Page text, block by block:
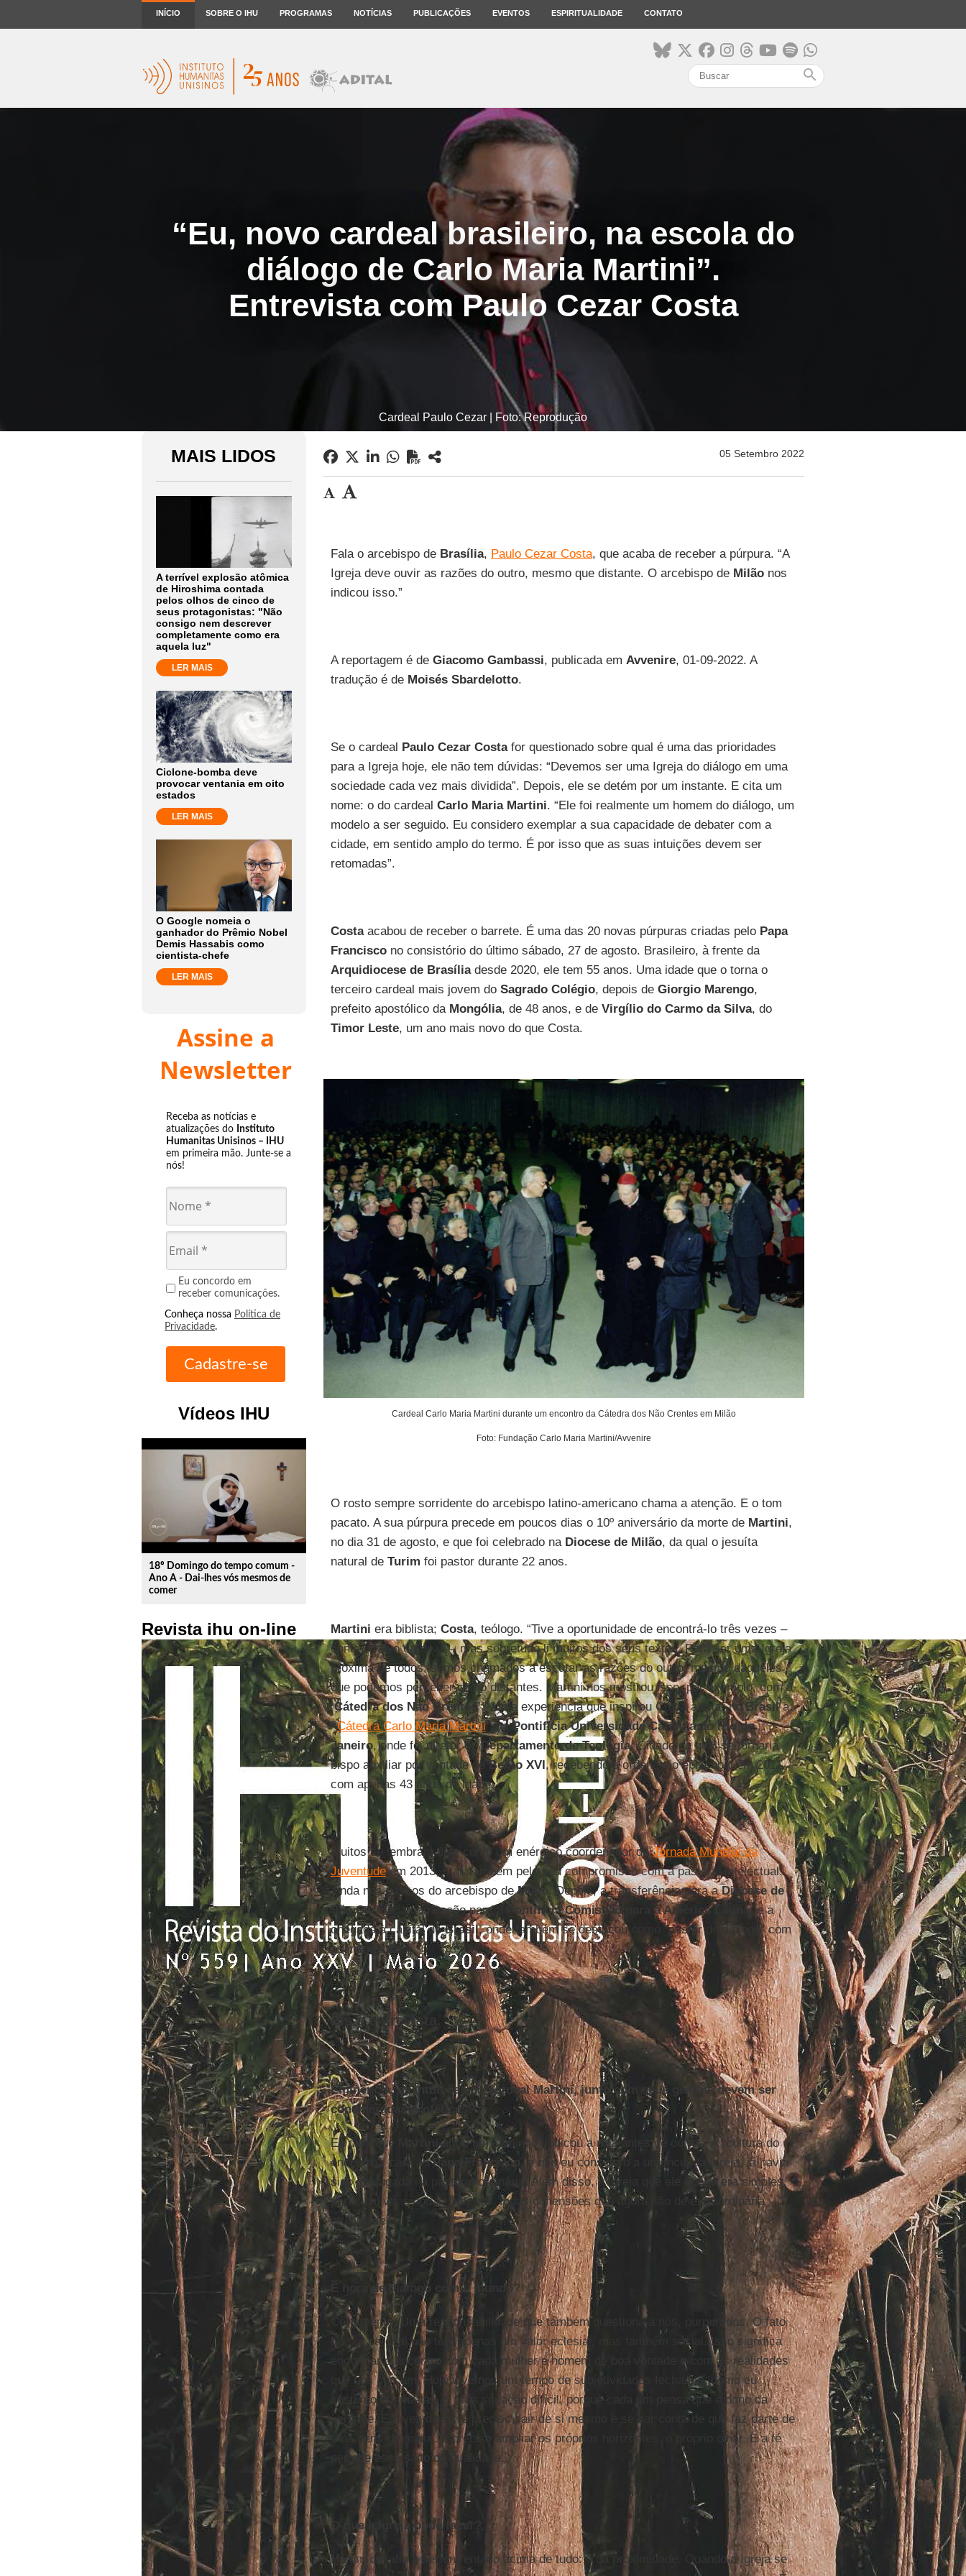
INÍCIO SOBRE O IHU PROGRAMAS NOTÍCIAS PUBLICAÇÕES EVENTOS ESPIRITUALIDADE CONTATO
search
“Eu, novo cardeal brasileiro, na escola do
diálogo de Carlo Maria Martini”.
Entrevista com Paulo Cezar Costa
Cardeal Paulo Cezar | Foto: Reprodução
MAIS LIDOS
A terrível explosão atômica
de Hiroshima contada
pelos olhos de cinco de
seus protagonistas: "Não
consigo nem descrever
completamente como era
aquela luz"
LER MAIS
Ciclone-bomba deve
provocar ventania em oito
estados
LER MAIS
O Google nomeia o
ganhador do Prêmio Nobel
Demis Hassabis como
cientista-chefe
LER MAIS
Assine a
Newsletter
Receba as notícias e
atualizações do Instituto
Humanitas Unisinos – IHU
em primeira mão. Junte-se a
nós!
Eu concordo em
receber comunicações.
Conheça nossa Política de
Privacidade.
Vídeos IHU
play_circle_outline
18º Domingo do tempo comum -
Ano A - Dai-lhes vós mesmos de
comer
Revista ihu on-line
05 Setembro 2022
Fala o arcebispo de Brasília, Paulo Cezar Costa, que acaba de receber a púrpura. “A
Igreja deve ouvir as razões do outro, mesmo que distante. O arcebispo de Milãonos
indicou isso.”
A reportagem é de Giacomo Gambassi, publicada em Avvenire, 01-09-2022. A
tradução é de Moisés Sbardelotto.
Se o cardeal Paulo Cezar Costafor questionado sobre qual é uma das prioridades
para a Igreja hoje, ele não tem dúvidas: “Devemos ser uma Igreja do diálogo em uma
sociedade cada vez mais dividida”. Depois, ele se detém por um instante. E cita um
nome: o do cardeal Carlo Maria Martini. “Ele foi realmente um homem do diálogo, um
modelo a ser seguido. Eu considero exemplar a sua capacidade de debater com a
cidade, em sentido amplo do termo. É por isso que as suas intuições devem ser
retomadas”.
Costaacabou de receber o barrete. É uma das 20 novas púrpuras criadas pelo Papa
Franciscono consistório do último sábado, 27 de agosto. Brasileiro, à frente da
Arquidiocese de Brasíliadesde 2020, ele tem 55 anos. Uma idade que o torna o
terceiro cardeal mais jovem do Sagrado Colégio, depois de Giorgio Marengo,
prefeito apostólico da Mongólia, de 48 anos, e de Virgílio do Carmo da Silva, do
Timor Leste, um ano mais novo do que Costa.
Cardeal Carlo Maria Martini durante um encontro da Cátedra dos Não Crentes em Milão
Foto: Fundação Carlo Maria Martini/Avvenire
O rosto sempre sorridente do arcebispo latino-americano chama a atenção. E o tom
pacato. A sua púrpura precede em poucos dias o 10º aniversário da morte de Martini,
no dia 31 de agosto, e que foi celebrado na Diocese de Milão, da qual o jesuíta
natural de Turim foi pastor durante 22 anos.
Martini era biblista; Costa, teólogo. “Tive a oportunidade de encontrá-lo três vezes –
conta o novo cardeal –, mas sobretudo li muitos dos seus textos. Para ser uma Igreja
próxima de todos, somos chamados a escutar as razões do outro, mesmo daqueles
que podemos perceber como distantes. Martini nos mostrou isso, por exemplo, com a
‘Cátedra dos Não Crentes’.” Uma experiência que inspirou Costa a criar noBrasila
“Cátedra Carlo Maria Martini”naPontifícia Universidade Católica do Rio de
Janeiro, onde foi diretor doDepartamento de Teologia. Cidade da qual se tornaria
bispo auxiliar por vontade deBento XVI, recebendo a ordenação episcopal em 2011,
com apenas 43 anos de idade.
Muitos se lembram dele como um enérgico coordenador daJornada Mundial da
Juventudeem 2013, mas também pelo seu compromisso com a pastoral intelectual:
ainda nos passos do arcebispo deMilão . Depois, a transferência para aDiocese de
São Carlos; a nomeação para a Pontifícia Comissão para a América Latina; e a
chegada à capital doBrasil, onde também se destacou como “pastor do diálogo” com
as instituições.
Eis a entrevista.
Eminência, as intuições do cardeal Martini, junto com seus gestos, devem ser
consideradas proféticas?
Eu diria que Martini abriu um caminho, indicou a rota antes de outros. A “cultura do
encontro”, cara aoPapa Francisco
, e que eu considero a urgência da Igreja, já havia
sido conjugada na pastoral ordinária. Além disso, a Igreja que ele queria era simples,
participativa, sinodal, fraterna. Todas dimensões que agora são de extraordinária
atualidade.
É hora de diálogo com o mundo?
Certamente. Uma responsabilidade que também questiona a nós, purpurados. O fato
de ser cardeal não tem apenas um valor eclesial, mas também social. Isso significa
encorajar o encontro com cada mulher e homem de boa vontade e com as realidades
que nos cercam. Hoje vivemos um tempo de subjetividades fechadas, como eu
costumo chamá-las. É uma situação difícil, porque cada um pensa que é dono da
verdade. Em vez disso, é preciso sair de si mesmo e se dar conta de que faz parte de
uma verdade maior. É preciso ampliar os próprios horizontes, o próprio olhar. E a fé
permite esse salto de qualidade.
O que a Igreja pode fazer?
Há um desafio a ser enfrentado acima de tudo: o da proximidade. Quando a Igreja se